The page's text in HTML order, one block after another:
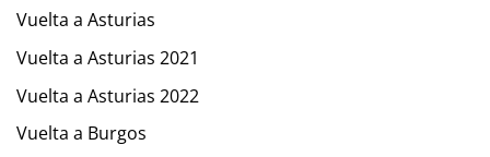
Vuelta a Asturias
Vuelta a Asturias 2021
Vuelta a Asturias 2022
Vuelta a Burgos